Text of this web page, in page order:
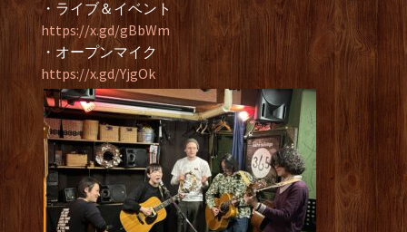
・ライブ＆イベント
https://x.gd/gBbWm
・オープンマイク
https://x.gd/YjgOk